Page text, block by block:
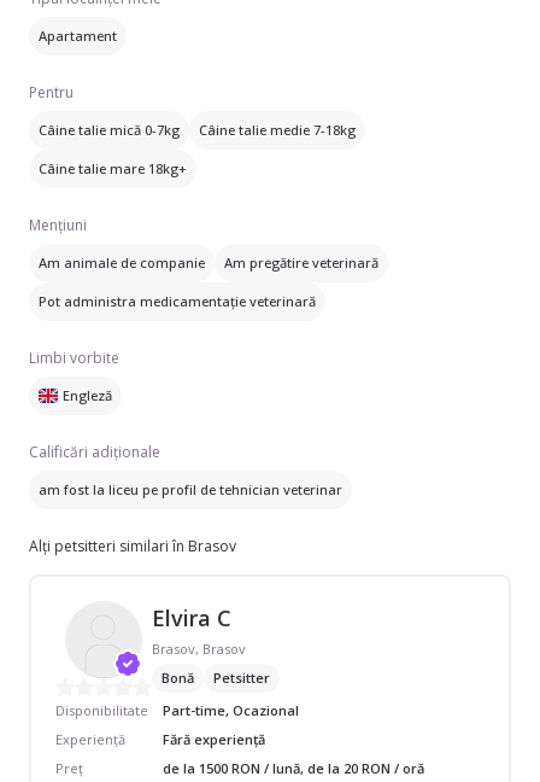
Apartament
Pentru
Câine talie mică 0-7kg Câine talie medie 7-18kg
Câine talie mare 18kg+
Mențiuni
Am animale de companie Am pregătire veterinară
Pot administra medicamentație veterinară
Limbi vorbite
Engleză
Calificări adiționale
am fost la liceu pe profil de tehnician veterinar
Alți petsitteri similari în Brasov
Elvira C
Brasov, Brasov
Bonă
Petsitter
Disponibilitate
Part-time, Ocazional
Experiență
Fără experiență
Preț
de la 1500 RON / lună, de la 20 RON / oră